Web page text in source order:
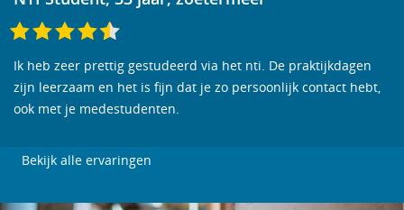
Ik heb zeer prettig gestudeerd via het nti. De praktijkdagen
zijn leerzaam en het is fijn dat je zo persoonlijk contact hebt,
ook met je medestudenten.
Bekijk alle ervaringen